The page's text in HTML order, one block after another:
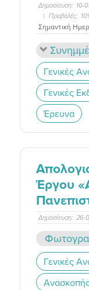
Δημοσίευση: 10-
| Προβολές:
Σημαντική
Γενικές
Γενικές
Έρευνα
Έργου
Δημοσίευση: 26-
Γενικές